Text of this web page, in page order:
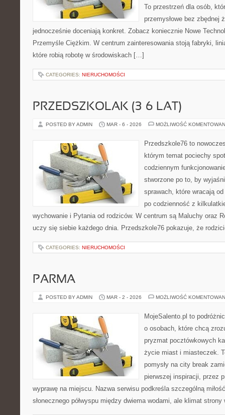
To przestrzeń dla osób,
przemysłowe bez zbędnej
jednocześnie doceniają konkret. Zobacz koniecznie Nowe
Przemyśle Ciężkim. W centrum zainteresowania stoją fabryki,
które robią robotę w środowiskach […]
CATEGORIES: NIERUCHOMOŚCI
PRZEDSZKOLAK (3–6 LAT)
POSTED BY ADMIN MAR - 6 - 2026 MOŻLIWOŚĆ
Przedszkole76 to
którym temat pociechy
codziennym
stworzone po to, by
sprawach, które wracają
po codzienność z
wychowanie i Pytania od rodziców. W centrum są Maluchy oraz
uczy się siebie każdego dnia. Przedszkole76 pokazuje, że
CATEGORIES: NIERUCHOMOŚCI
PARMA
POSTED BY ADMIN MAR - 2 - 2026 MOŻLIWOŚĆ
MojeSalento.pl to
o osobach, które chcą
pryzmat pocztówkowych
życie miast i miasteczek.
pomysły na city break
pierwszej inspiracji, przez
wyprawę na miejscu. Nazwa serwisu podkreśla szczególną
słonecznego półwyspu między dwiema wodami, ale klimat